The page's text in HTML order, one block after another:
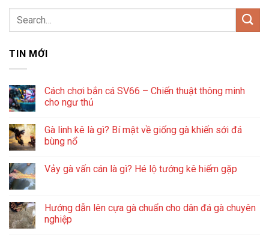
TIN MỚI
Cách chơi bắn cá SV66 – Chiến thuật thông minh
cho ngư thủ
Gà linh kê là gì? Bí mật về giống gà khiến sới đá
bùng nổ
Vảy gà vấn cán là gì? Hé lộ tướng kê hiếm gặp
Hướng dẫn lên cựa gà chuẩn cho dân đá gà chuyên
nghiệp